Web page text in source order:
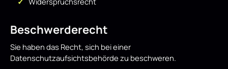
Beschwerderecht
Sie haben das Recht, sich bei einer
Datenschutzaufsichtsbehörde zu beschweren.